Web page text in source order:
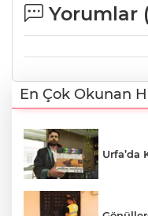
Yorumlar
En Çok Okunan
Urfa’da